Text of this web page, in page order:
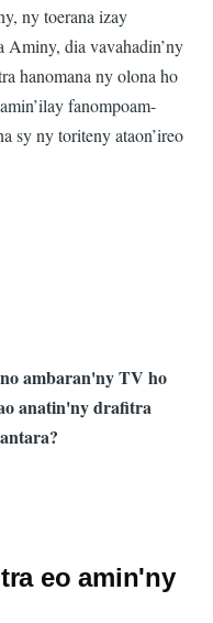
ny toerana izay
Aminy, dia vavahadin’ny
hanomana ny olona ho
fanompoam-
sy ny toriteny ataon’ireo
ambaran'ny TV ho
anatin'ny drafitra
eo amin'ny